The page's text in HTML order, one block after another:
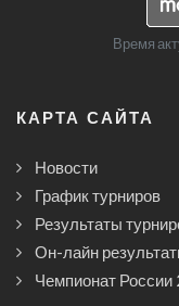
Время
КАРТА САЙТА
Новости
График турниров
Результаты
Он-лайн
Чемпионат России